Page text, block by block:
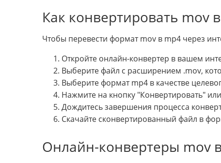
Как конвертировать mov
Чтобы перевести формат mov в mp4 через
Откройте онлайн-конвертер в вашем
Выберите файл с расширением .mov,
Выберите формат mp4 в качестве
Нажмите на кнопку "Конвертировать"
Дождитесь завершения процесса
Скачайте сконвертированный файл в
Онлайн-конвертеры mov